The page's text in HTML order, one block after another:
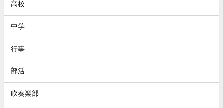
高校
中学
行事
部活
吹奏楽部